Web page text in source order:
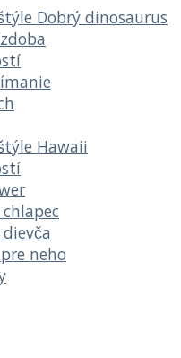
Dobrý dinosaurus
Hawaii
chlapec
dievča
neho